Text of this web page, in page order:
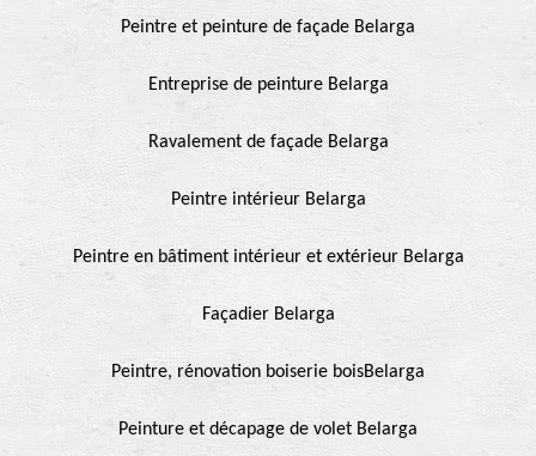
Peintre et peinture de façade Belarga
Entreprise de peinture Belarga
Ravalement de façade Belarga
Peintre intérieur Belarga
Peintre en bâtiment intérieur et extérieur Belarga
Façadier Belarga
Peintre, rénovation boiserie boisBelarga
Peinture et décapage de volet Belarga